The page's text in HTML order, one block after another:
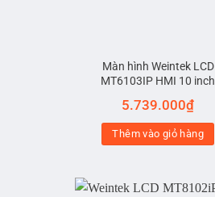
Màn hình Weintek LCD
MT6103IP HMI 10 inch
5.739.000₫
Thêm vào giỏ hàng